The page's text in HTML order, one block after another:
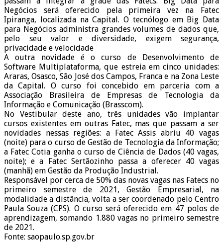
Negócios será oferecido pela primeira vez na Fatec
Ipiranga, localizada na Capital. O tecnólogo em Big Data
para Negócios administra grandes volumes de dados que,
pelo seu valor e diversidade, exigem segurança,
privacidade e velocidade
A outra novidade é o curso de Desenvolvimento de
Software Multiplataforma, que estreia em cinco unidades:
Araras, Osasco, São José dos Campos, Franca e na Zona Leste
da Capital. O curso foi concebido em parceria com a
Associação Brasileira de Empresas de Tecnologia da
Informação e Comunicação (Brasscom).
No Vestibular deste ano, três unidades vão implantar
cursos existentes em outras Fatec, mas que passam a ser
novidades nessas regiões: a Fatec Assis abriu 40 vagas
(noite) para o curso de Gestão de Tecnologia da Informação;
a Fatec Cotia ganha o curso de Ciência de Dados (40 vagas,
noite); e a Fatec Sertãozinho passa a oferecer 40 vagas
(manhã) em Gestão da Produção Industrial.
Responsável por cerca de 50% das novas vagas nas Fatecs no
primeiro semestre de 2021, Gestão Empresarial, na
modalidade a distância, volta a ser coordenado pelo Centro
Paula Souza (CPS). O curso será oferecido em 47 polos de
aprendizagem, somando 1.880 vagas no primeiro semestre
de 2021.
Fonte: saopaulo.sp.gov.br